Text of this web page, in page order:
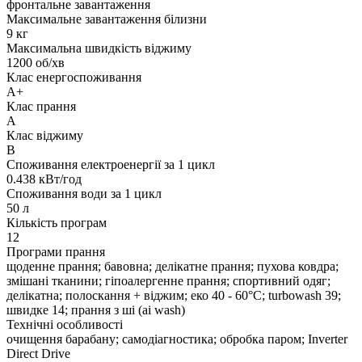
фронтальне завантаження
Максимальне завантаження білизни
9 кг
Максимальна швидкість віджиму
1200 об/хв
Клас енергоспоживання
А+
Клас прання
A
Клас віджиму
B
Споживання електроенергії за 1 цикл
0.438 кВт/год
Споживання води за 1 цикл
50 л
Кількість програм
12
Програми прання
щоденне прання; бавовна; делікатне прання; пухова ковдра;
змішані тканини; гіпоалергенне прання; спортивний одяг;
делікатна; полоскання + віджим; еко 40 - 60°С; turbowash 39;
швидке 14; прання з ші (ai wash)
Технічні особливості
очищення барабану; самодіагностика; обробка паром; Inverter
Direct Drive